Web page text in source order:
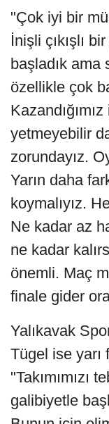
"Çok iyi bir
İnişli çıkışlı
başladık ama
özellikle çok
yetmeyebilir
zorundayız.
Yarın daha
koymalıyız.
Ne kadar az
ne kadar
önemli. Maç
finale gider
Yalıkavak
Tügel ise yarı
"Takımımızı
galibiyetle